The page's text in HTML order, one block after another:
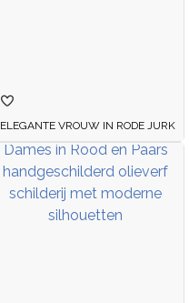
ELEGANTE VROUW IN RODE JURK